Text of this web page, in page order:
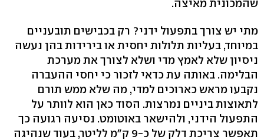
שהמכונית מאיצה.
מתי יש צורך בתפעול ידני? רק בכבישים תובעניים
במיוחד, בעליות תלולות יחסית או בירידות בהן נעשה
ניסיון שלא לאמץ מדי ושלא לצורך את מערכת
הבלימה. באותה עת כדאי לזכור כי יחסי ההעברה
נקבעו מראש כארוכים למדי, מה שלא ממש תורם
לתאוצות ביניים נמרצות. הסוד כאן הוא לוותר על
התפעול הידני, ולהישאר באוטומט. נסיעה רגועה כך
תאפשר צריכת דלק של כ-9 ק"מ לליטר, בעוד שנהיגה